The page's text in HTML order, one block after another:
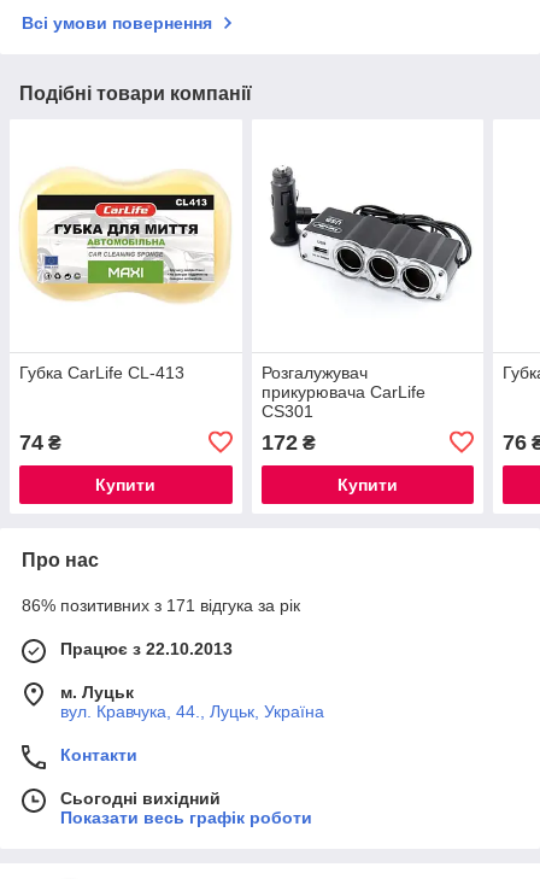
Всі умови повернення
Подібні товари компанії
Губка CarLife CL-413
74 ₴
Купити
Розгалужувач
прикурювача CarLife
CS301
172₴
Купити
76
Про нас
86% позитивних з 171 відгука за рік
Працює з 22.10.2013
м. Луцьк
вул. Кравчука, 44., Луцьк, Україна
Контакти
Сьогодні вихідний
Показати весь графік роботи